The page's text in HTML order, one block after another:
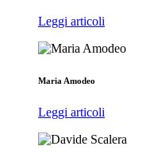
Leggi articoli
Maria Amodeo
Leggi articoli